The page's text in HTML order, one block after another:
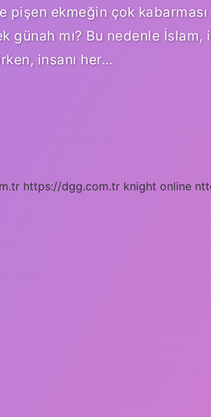
pişen ekmeğin çok
günah mı? Bu nedenle İslam,
insanı her…
https://dgg.com.tr knight online